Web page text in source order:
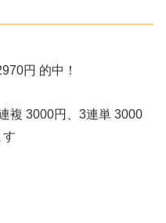
円 的中！
複 3000円、3連単 3000
す